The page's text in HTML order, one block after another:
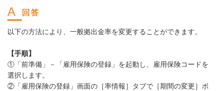
以下の方法により、一般拠出金率を変更することができます。
【手順】
①「前準備」－「雇用保険の登録」を起動し、雇用保険コードを
選択します。
②「雇用保険の登録」画面の［率情報］タブで［期間の変更］ボ